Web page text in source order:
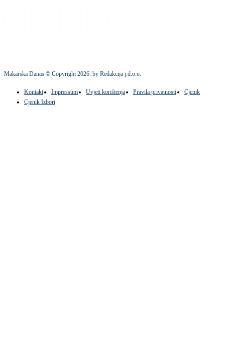
Makarska Danas © Copyright2026. by Redakcija j.d.o.o.
Kontakt Impressum Uvjeti korištenja Pravila privatnosti
Cjenik
Cjenik Izbori